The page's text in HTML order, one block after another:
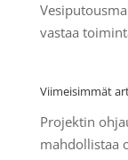
vastaa
Viimeisimmät
Projektin
mahdollistaa